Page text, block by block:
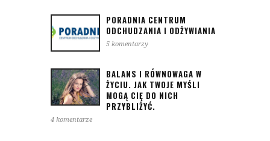
PORADNIA CENTRUM
ODCHUDZANIA I ODŻYWIANIA
5 komentarzy
BALANS I RÓWNOWAGA W
ŻYCIU. JAK TWOJE MYŚLI
MOGĄ CIĘ DO NICH
PRZYBLIŻYĆ.
4 komentarze